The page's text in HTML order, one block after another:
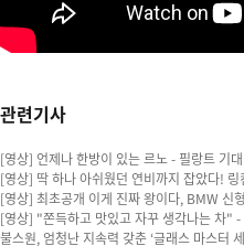
관련기사
[영상] 언제나 한방이 있는 르노 - 필랑트 기
[영상] 딱 하나 아쉬웠던 연비까지 잡았다!
[영상] 최초공개 이게 진짜 왕이다, BMW 신
[영상] "쫀득하고 맛있고 자꾸 생각나는 차" -
불스원, 엄청난 지속력 갖춘 ‘글래스 마스터 세